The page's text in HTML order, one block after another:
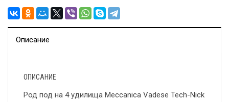
Описание
ОПИСАНИЕ
Род под на 4 удилища Meccanica Vadese Tech-Nick